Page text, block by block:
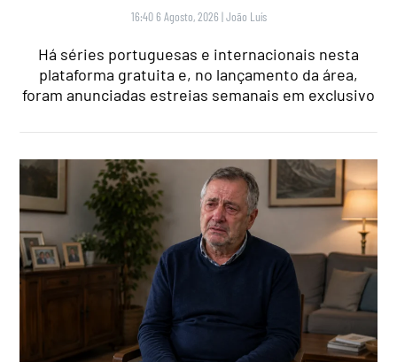
16:40 6 Agosto, 2026 |João Luís
Há séries portuguesas e internacionais nesta
plataforma gratuita e, no lançamento da área,
foram anunciadas estreias semanais em exclusivo